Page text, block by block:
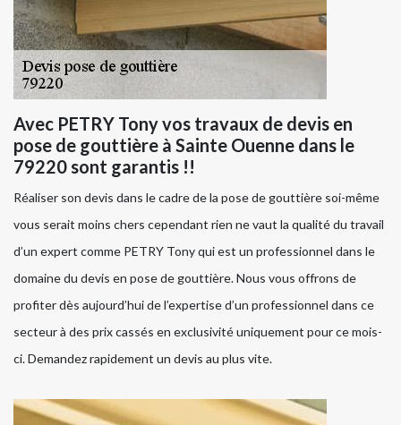
Avec PETRY Tony vos travaux de devis en
pose de gouttière à Sainte Ouenne dans le
79220 sont garantis !!
Réaliser son devis dans le cadre de la pose de gouttière soi-même
vous serait moins chers cependant rien ne vaut la qualité du travail
d’un expert comme PETRY Tony qui est un professionnel dans le
domaine du devis en pose de gouttière. Nous vous offrons de
profiter dès aujourd’hui de l’expertise d’un professionnel dans ce
secteur à des prix cassés en exclusivité uniquement pour ce mois-
ci. Demandez rapidement un devis au plus vite.